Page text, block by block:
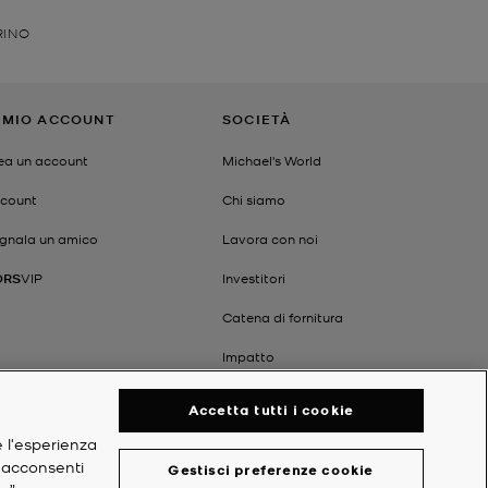
ACCOUNT
un account
un amico
VIP
SOCIETÀ
Michael's World
Chi siamo
Lavora con noi
Investitori
Catena di fornitura
Impatto
l'esperienza
Gestisci preferenze cookie
Accetta tutti i cookie